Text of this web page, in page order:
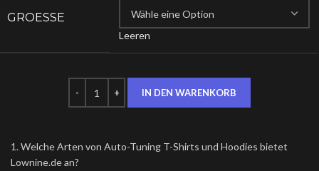
GROESSE
Leeren
IN DEN WARENKORB
1. Welche Arten von Auto-Tuning T-Shirts und Hoodies bietet
Lownine.de an?